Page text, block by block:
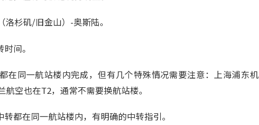
杉矶/旧金山）-奥斯陆。
间。
在同一航站楼内完成，但有几个特殊情况需要注意：上海浦东机
空也在T2，通常不需要换航站楼。
都在同一航站楼内，有明确的中转指引。